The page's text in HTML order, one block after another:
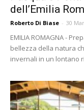
dell’Emilia
Roberto Di Biase - 30
EMILIA ROMAGNA -
bellezza della natura
invernali in un lontano